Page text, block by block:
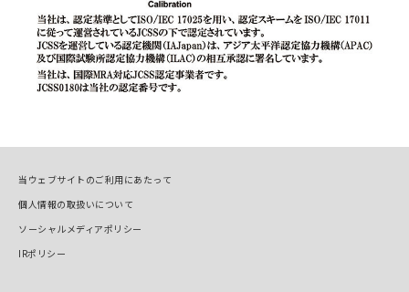
当ウェブサイトのご利用にあたって
個人情報の取扱いについて
ソーシャルメディアポリシー
IRポリシー